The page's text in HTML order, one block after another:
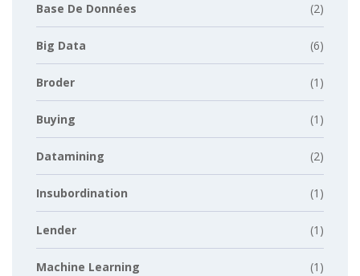
Base De Données (2)
Big Data (6)
Broder (1)
Buying (1)
Datamining (2)
Insubordination (1)
Lender (1)
Machine Learning (1)